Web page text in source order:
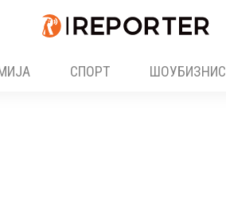
СПОРТ ШОУБИЗНИС